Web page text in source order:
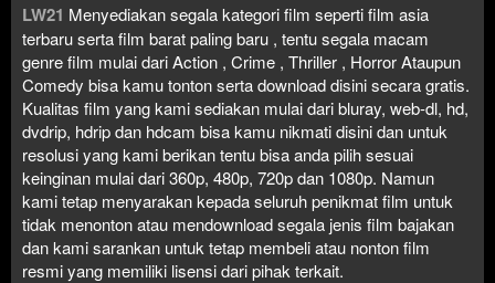
LW21 Menyediakan segala kategori film seperti film asia
terbaru serta film barat paling baru , tentu segala macam
genre film mulai dari Action , Crime , Thriller , Horror Ataupun
Comedy bisa kamu tonton serta download disini secara gratis.
Kualitas film yang kami sediakan mulai dari bluray, web-dl, hd,
dvdrip, hdrip dan hdcam bisa kamu nikmati disini dan untuk
resolusi yang kami berikan tentu bisa anda pilih sesuai
keinginan mulai dari 360p, 480p, 720p dan 1080p. Namun
kami tetap menyarakan kepada seluruh penikmat film untuk
tidak menonton atau mendownload segala jenis film bajakan
dan kami sarankan untuk tetap membeli atau nonton film
resmi yang memiliki lisensi dari pihak terkait.